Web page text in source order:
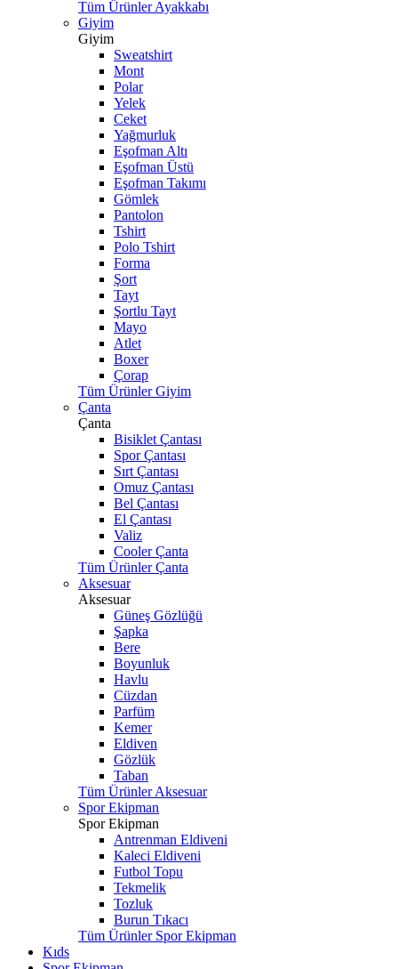
Tüm Ürünler Ayakkabı
Giyim
Giyim
Sweatshirt
Mont
Polar
Yelek
Ceket
Yağmurluk
Eşofman Altı
Eşofman Üstü
Eşofman Takımı
Gömlek
Pantolon
Tshirt
Polo Tshirt
Forma
Şort
Tayt
Şortlu Tayt
Mayo
Atlet
Boxer
Çorap
Tüm Ürünler Giyim
Çanta
Çanta
Bisiklet Çantası
Spor Çantası
Sırt Çantası
Omuz Çantası
Bel Çantası
El Çantası
Valiz
Cooler Çanta
Tüm Ürünler Çanta
Aksesuar
Aksesuar
Güneş Gözlüğü
Şapka
Bere
Boyunluk
Havlu
Cüzdan
Parfüm
Kemer
Eldiven
Gözlük
Taban
Tüm Ürünler Aksesuar
Spor Ekipman
Spor Ekipman
Antrenman Eldiveni
Kaleci Eldiveni
Futbol Topu
Tekmelik
Tozluk
Burun Tıkacı
Tüm Ürünler Spor Ekipman
Kıds